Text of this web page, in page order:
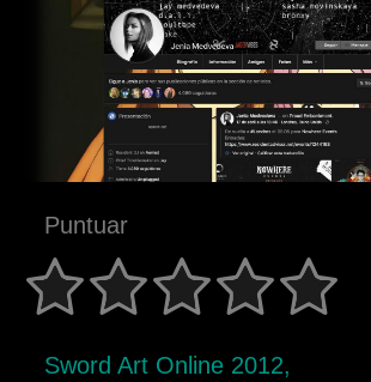
Puntuar
Sword Art Online 2012,